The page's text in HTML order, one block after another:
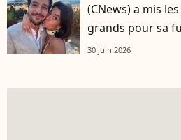
(CNews) a mis les petits plats dans les
grands pour sa
30 juin 2026